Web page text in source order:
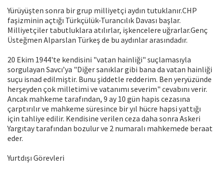
Yürüyüşten sonra bir grup milliyetçi aydın tutuklanır.CHP
faşizminin açtığı Türkçülük-Turancılık Davası başlar.
Milliyetçiler tabutluklara atılırlar, işkencelere uğrarlar.Genç
Üsteğmen Alparslan Türkeş de bu aydınlar arasındadır.
20 Ekim 1944'te kendisini "vatan hainliği" suçlamasıyla
sorgulayan Savcı’ya "Diğer sanıklar gibi bana da vatan hainliği
suçu isnad edilmiştir. Bunu şiddetle redderim. Ben yeryüzünde
herşeyden çok milletimi ve vatanımı severim" cevabını verir.
Ancak mahkeme tarafından, 9 ay 10 gün hapis cezasına
çarptırılır ve mahkeme süresince bir yıl hücre hapsi yattığı
için tahliye edilir. Kendisine verilen ceza daha sonra Askeri
Yargıtay tarafından bozulur ve 2 numaralı mahkemede beraat
eder.
Yurtdışı Görevleri